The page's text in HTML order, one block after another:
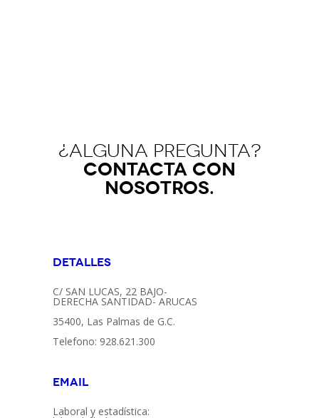
¿Alguna pregunta?
contacta con
nosotros.
Detalles
C/ SAN LUCAS, 22 BAJO-
DERECHA SANTIDAD- ARUCAS
35400, Las Palmas de G.C.
Telefono: 928.621.300
Email
Laboral y estadística: